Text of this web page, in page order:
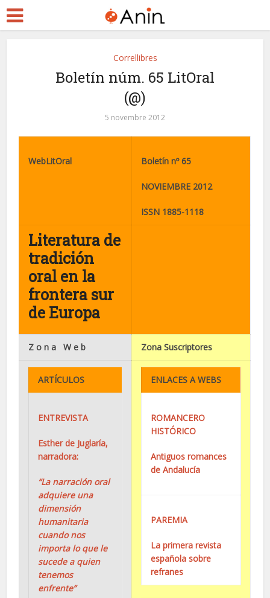
Correllibres
Boletín núm. 65 LitOral
(@)
5 novembre 2012
WebLitOral Boletín nº 65
NOVIEMBRE 2012
ISSN 1885-1118
Literatura de
tradición
oral en la
frontera sur
de Europa
Z o n a W e b Zona Suscriptores
ARTÍCULOS
ENTREVISTA
Esther de Juglaría,
narradora:
“La narración oral
adquiere una
dimensión
humanitaria
cuando nos
importa lo que le
sucede a quien
tenemos
enfrente”
ENLACES A WEBS
ROMANCERO
HISTÓRICO
Antiguos romances
de Andalucía
PAREMIA
La primera revista
española sobre
refranes